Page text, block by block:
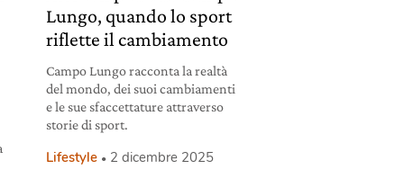
Lungo, quando lo sport
riflette il cambiamento
Campo Lungo racconta la realtà
del mondo, dei suoi cambiamenti
e le sue sfaccettature attraverso
storie di sport.
Lifestyle 2 dicembre 2025